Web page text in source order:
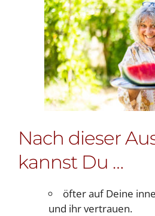
Nach dieser
kannst Du …
öfter auf Deine
und ihr vertrauen.